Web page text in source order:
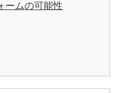
ームの可能性